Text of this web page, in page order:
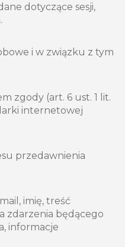
dotyczące sesji,
i w związku z tym
zgody (art. 6 ust. 1 lit.
internetowej
przedawnienia
imię, treść
zdarzenia będącego
informacje